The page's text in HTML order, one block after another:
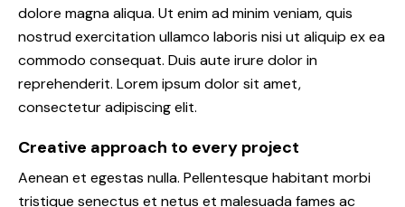
dolore magna aliqua. Ut enim ad minim veniam, quis
nostrud exercitation ullamco laboris nisi ut aliquip ex ea
commodo consequat. Duis aute irure dolor in
reprehenderit. Lorem ipsum dolor sit amet,
consectetur adipiscing elit.
Creative approach to every project
Aenean et egestas nulla. Pellentesque habitant morbi
tristique senectus et netus et malesuada fames ac